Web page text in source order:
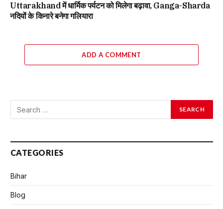
Uttarakhand में धार्मिक पर्यटन को मिलेगा बढ़ावा, Ganga-Sharda
नदियों के किनारे बनेगा गलियारा
ADD A COMMENT
CATEGORIES
Bihar
Blog